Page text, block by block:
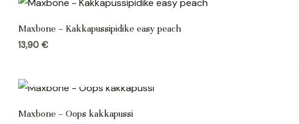
Maxbone – Kakkapussipidike easy peach
13,90 €
Maxbone – Oops kakkapussi